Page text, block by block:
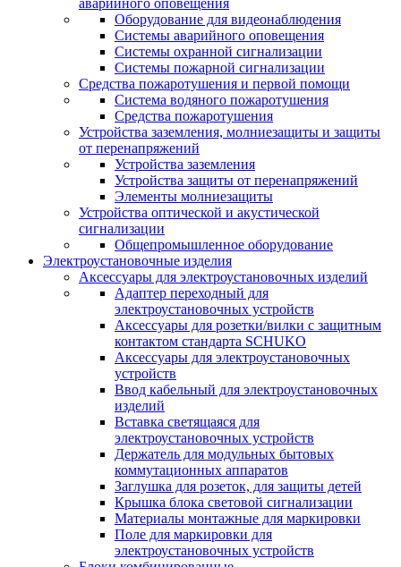
аварийного оповещения
Оборудование для видеонаблюдения
Системы аварийного оповещения
Системы охранной сигнализации
Системы пожарной сигнализации
Средства пожаротушения и первой помощи
Система водяного пожаротушения
Средства пожаротушения
Устройства заземления, молниезащиты и защиты
от перенапряжений
Устройства заземления
Устройства защиты от перенапряжений
Элементы молниезащиты
Устройства оптической и акустической
сигнализации
Общепромышленное оборудование
Электроустановочные изделия
Аксессуары для электроустановочных изделий
Адаптер переходный для
электроустановочных устройств
Аксессуары для розетки/вилки с защитным
контактом стандарта SCHUKO
Аксессуары для электроустановочных
устройств
Ввод кабельный для электроустановочных
изделий
Вставка светящаяся для
электроустановочных устройств
Держатель для модульных бытовых
коммутационных аппаратов
Заглушка для розеток, для защиты детей
Крышка блока световой сигнализации
Материалы монтажные для маркировки
Поле для маркировки для
электроустановочных устройств